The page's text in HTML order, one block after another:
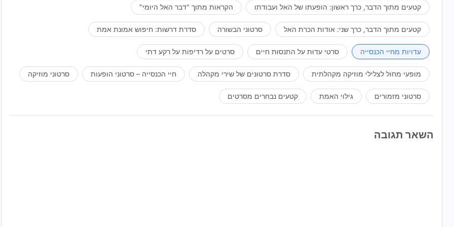
קטעים מתוך הדבר, כרך ראשון: הופעתו של האל ועבודתו הקראות מתוך "דבר האל היומי"
קטעים מתוך הדבר, כרך שני: אודות הכרת האל סרטוני הבשורה סדרת דרשות: חיפוש אמונת אמת
עדויות מחיי הכנסייה סרטי עדוּת על התנסוּת חיים סרטים על רדיפות על רקע דתי
מופעי מחול לצלילי מוזיקה מקהלתית סדרת סרטונים של שירי מקהלה חיי הכנסייה – סרטוני הופעות סרטוני מוזיקה
סרטוני מזמורים גילוי האמת קטעים נבחרים מסרטים
השאר תגובה